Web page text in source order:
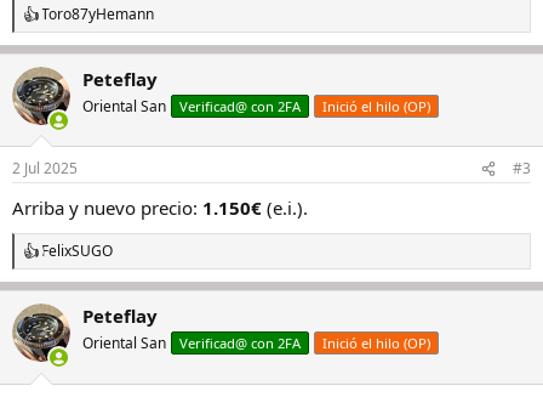
R
e
c
c
i
n
e
:
Toro87yHemann
Peteflay
Oriental San Verificad@ con 2FA Inició el hilo (OP)
2 Jul 2025 #3
Arriba y nuevo precio: 1.150€ (e.i.).
R
e
c
c
i
FelixSUGO
Peteflay
Oriental San Verificad@ con 2FA Inició el hilo (OP)